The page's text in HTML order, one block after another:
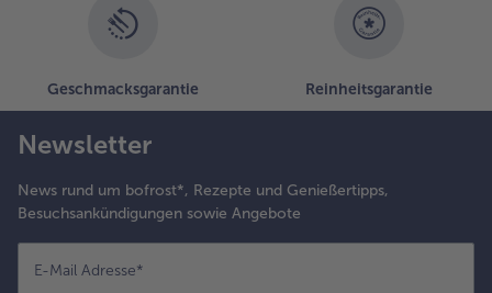
Geschmacksgarantie Reinheitsgarantie
Newsletter
News rund um bofrost*, Rezepte und Genießertipps,
Besuchsankündigungen sowie Angebote
E-Mail Adresse*